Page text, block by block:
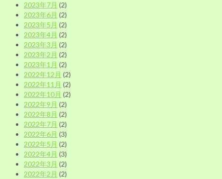
2023年7月 (2)
2023年6月 (2)
2023年5月 (2)
2023年4月 (2)
2023年3月 (2)
2023年2月 (2)
2023年1月 (2)
2022年12月 (2)
2022年11月 (2)
2022年10月 (2)
2022年9月 (2)
2022年8月 (2)
2022年7月 (2)
2022年6月 (3)
2022年5月 (2)
2022年4月 (3)
2022年3月 (2)
2022年2月 (2)